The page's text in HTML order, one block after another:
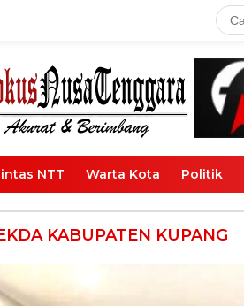
NTT Warta Kota Politik
KABUPATEN KUPANG